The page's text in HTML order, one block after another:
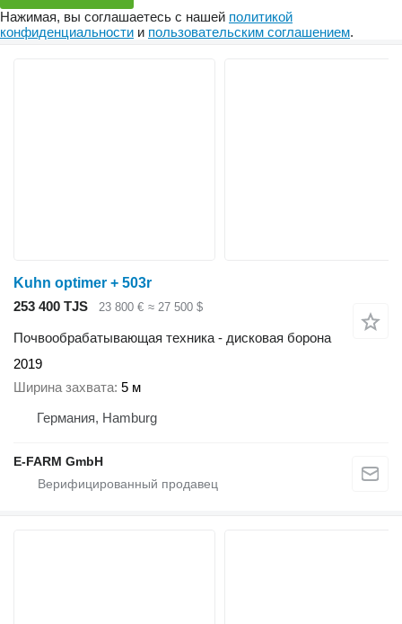
Нажимая, вы соглашаетесь с нашей политикой
конфиденциальности и пользовательским соглашением.
Kuhn optimer + 503r
253 400 TJS
23 800 € ≈ 27 500 $
Почвообрабатывающая техника - дисковая борона
2019
Ширина захвата 5 м
Германия, Hamburg
E-FARM GmbH